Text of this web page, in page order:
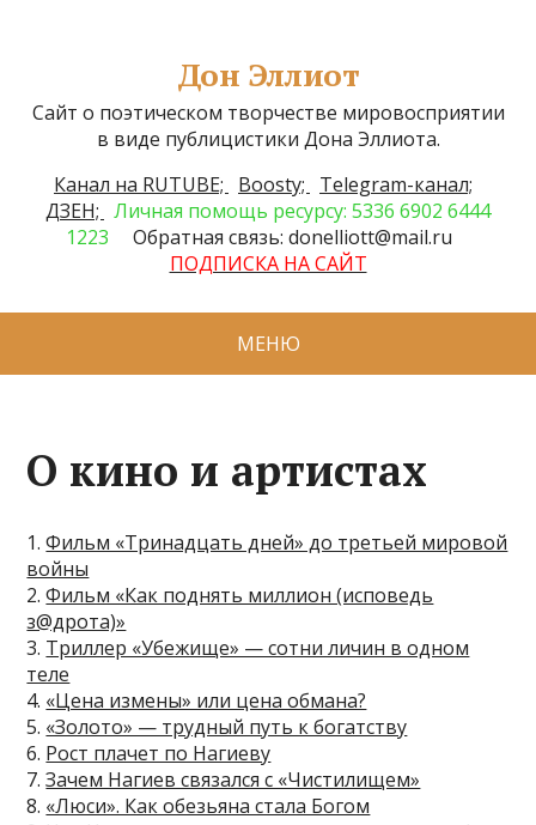
Дон Эллиот
Сайт о поэтическом творчестве мировосприятии
в виде публицистики Дона Эллиота.
Канал на RUTUBE;
Boosty;
Telegram-канал;
ДЗЕН; Личная помощь ресурсу: 5336 6902 6444
1223
Обратная связь: donelliott@mail.ru
ПОДПИСКА НА САЙТ
МЕНЮ
О кино и артистах
1.Фильм «Тринадцать дней» до третьей мировой
войны
2.Фильм «Как поднять миллион (исповедь
з@дрота)»
3. Триллер «Убежище» — сотни личин в одном
теле
4. «Цена измены» или цена обмана?
5. «Золото» — трудный путь к богатству
6. Рост плачет по Нагиеву
7.Зачем Нагиев связался с «Чистилищем»
8. «Люси». Как обезьяна стала Богом